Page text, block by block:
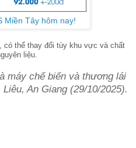
Miền Tây hôm nay!
có thể thay đổi tùy khu vực và chất
liệu.
máy chế biến và thương lái
An Giang (29/10/2025).